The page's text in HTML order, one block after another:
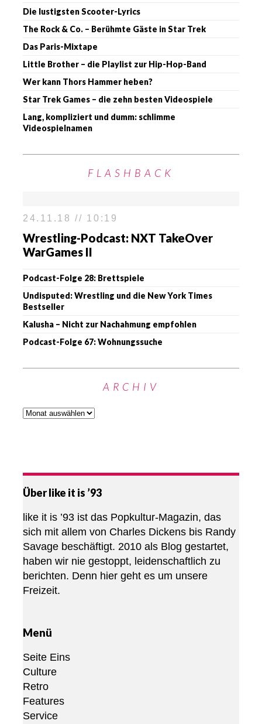
Die lustigsten Scooter-Lyrics
The Rock & Co. – Berühmte Gäste in Star Trek
Das Paris-Mixtape
Little Brother – die Playlist zur Hip-Hop-Band
Wer kann Thors Hammer heben?
Star Trek Games – die zehn besten Videospiele
Lang, kompliziert und dumm: schlimme
Videospielnamen
FLASHBACK
24.11.18 // 10:19
Wrestling-Podcast: NXT TakeOver
WarGames II
Podcast-Folge 28: Brettspiele
Undisputed: Wrestling und die New York Times
Bestseller
Kalusha – Nicht zur Nachahmung empfohlen
Podcast-Folge 67: Wohnungssuche
ARCHIV
Über like it is ’93
like it is ’93 ist das Popkultur-Magazin, das
sich mit allem von Charles Dickens bis Randy
Savage beschäftigt. 2010 als Blog gestartet,
haben wir nie gestoppt, leidenschaftlich zu
berichten. Denn hier geht es um unsere
Freizeit.
Menü
Seite Eins
Culture
Retro
Features
Service